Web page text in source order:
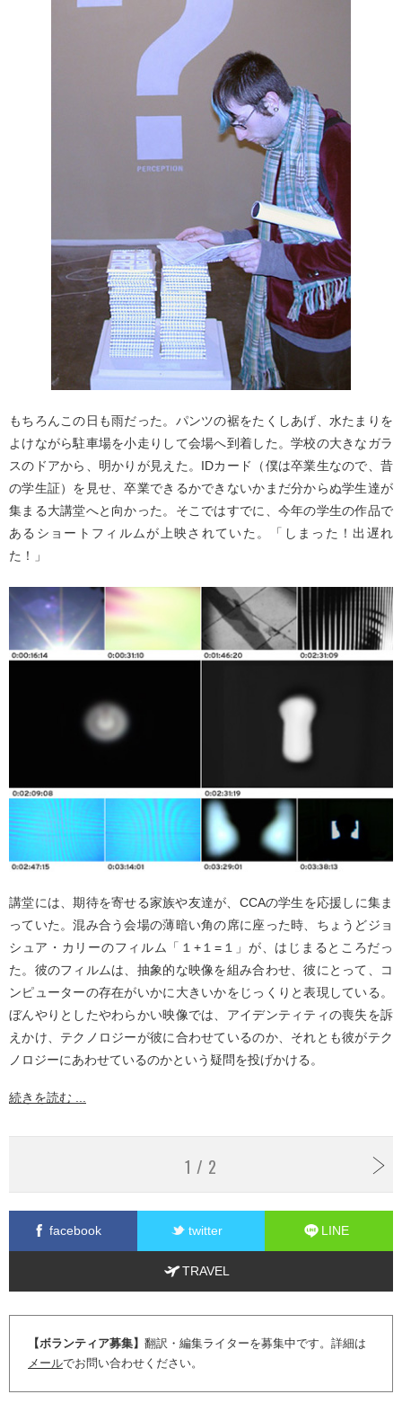
もちろんこの日も雨だった。パンツの裾をたくしあげ、水たまりを
よけながら駐車場を小走りして会場へ到着した。学校の大きなガラ
スのドアから、明かりが見えた。IDカード（僕は卒業生なので、昔
の学生証）を見せ、卒業できるかできないかまだ分からぬ学生達が
集まる大講堂へと向かった。そこではすでに、今年の学生の作品で
あるショートフィルムが上映されていた。「しまった！出遅れ
た！」
講堂には、期待を寄せる家族や友達が、CCAの学生を応援しに集ま
っていた。混み合う会場の薄暗い角の席に座った時、ちょうどジョ
シュア・カリーのフィルム「１+１=１」が、はじまるところだっ
た。彼のフィルムは、抽象的な映像を組み合わせ、彼にとって、コ
ンピューターの存在がいかに大きいかをじっくりと表現している。
ぼんやりとしたやわらかい映像では、アイデンティティの喪失を訴
えかけ、テクノロジーが彼に合わせているのか、それとも彼がテク
ノロジーにあわせているのかという疑問を投げかける。
続きを読む ...
1 / 2
facebook twitter LINE
TRAVEL
【ボランティア募集】 翻訳・編集ライターを募集中です。詳細は
メールでお問い合わせください。